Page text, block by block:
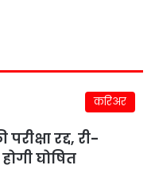
करिअर
रद्द, री-
घोषित